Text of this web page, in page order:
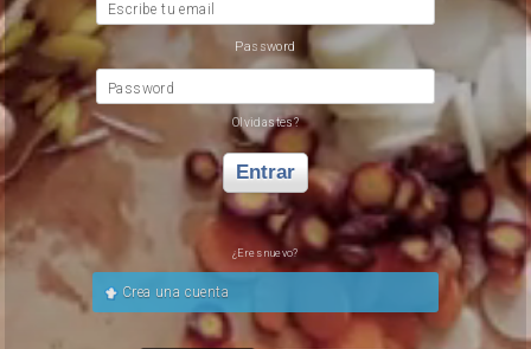
Escribe tu email
Password
Password
Olvidastes?
Entrar
¿Eres nuevo?
Crea una cuenta